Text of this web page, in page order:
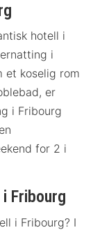
hotell i
i
et koselig rom
er
i Fribourg
for 2 i
Fribourg
i Fribourg? I